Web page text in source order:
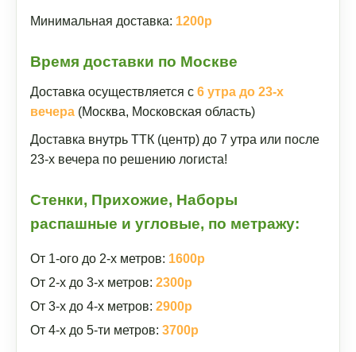
Минимальная доставка: 1200р
Время доставки по Москве
Доставка осуществляется с 6 утра до 23-х
вечера (Москва, Московская область)
Доставка внутрь ТТК (центр) до 7 утра или после
23-х вечера по решению логиста!
Стенки, Прихожие, Наборы
распашные и угловые, по метражу:
От 1-ого до 2-х метров: 1600р
От 2-х до 3-х метров: 2300р
От 3-х до 4-х метров: 2900р
От 4-х до 5-ти метров: 3700р